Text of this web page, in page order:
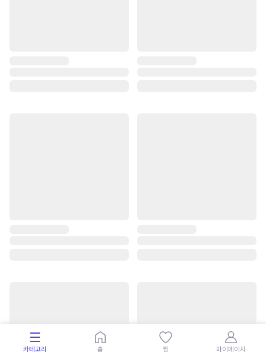
카테고리 홈 찜 마이페이지